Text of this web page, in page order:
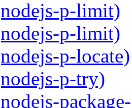
p-limit)
p-limit)
p-locate)
p-try)